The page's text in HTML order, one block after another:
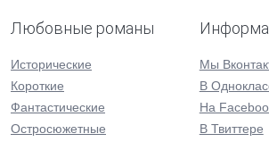
Любовные романы
Исторические
Короткие
Фантастические
Остросюжетные
Мы
В
На
В Твиттере